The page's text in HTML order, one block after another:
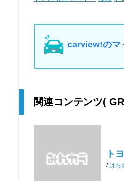
carview!のマ
関連コンテンツ(
ト
/はち